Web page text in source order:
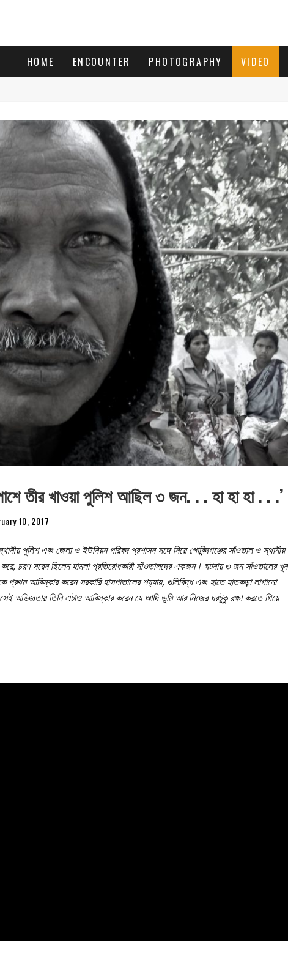
HOME ENCOUNTER PHOTOGRAPHY VIDEO
তীর খাওয়া পুলিশ আছিল ৩ জন. . . হা হা হা . . .’
10, 2017
পুলিশ এবং জেলা ও ইউনিয়ন পরিষদ প্রশাসন সঙ্গে নিয়ে গোবিন্দগঞ্জের সাঁওতাল ও স্থানীয়
চরণ সরেন ছিলেন হামলা প্রতিরোধকারী সাঁওতালদের একজন। ঘটনায় ৩ জন সাঁওতালের খুন
আবিস্কার করেন সরকারি হাসপাতালের শয‍্যায়, গুলিবিদ্ধ এবং হাতে হাতকড়া লাগানো
অভিজ্ঞতায় তিনি এটাও আবিস্কার করেন যে আদি ভূমি আর নিজের ঘরটুকু রক্ষা করতে গিয়ে